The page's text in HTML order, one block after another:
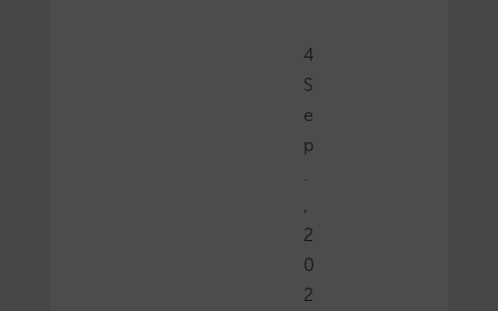
4
S
e
p
.
,
2
0
2